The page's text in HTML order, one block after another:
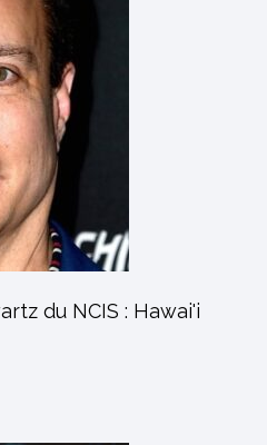
du NCIS : Hawai'i